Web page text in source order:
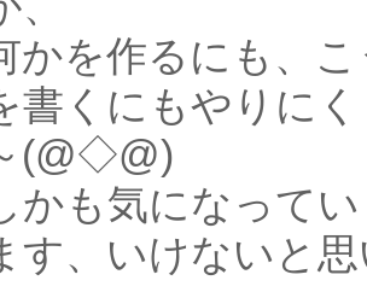
かを作るにも、
書くにもやりに
(@◇@)
かも気になって
す、いけないと